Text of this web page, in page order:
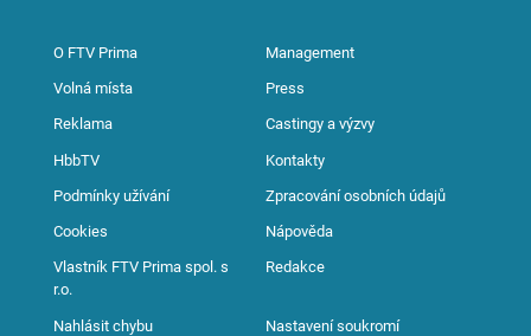
O FTV Prima Management
Volná místa Press
Reklama Castingy a výzvy
HbbTV Kontakty
Podmínky užívání Zpracování osobních údajů
Cookies Nápověda
Vlastník FTV Prima spol. s
r.o.
Redakce
Nahlásit chybu Nastavení soukromí